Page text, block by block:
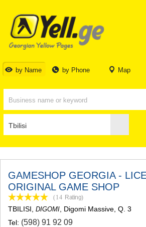
by Name by Phone Map
TBILISI
TBILISI
ABKHAZIA
GALI
BATUMI
KOBULETI
SHUAKHEVI
CHAKVI
OZURGETI
CHOKHATAURI
UREKI
IMERETI
BAGHDATI
VANI
ZESTAPONI
GAMESHOP GEORGIA -
ORIGINAL GAME SHOP
(14 Rating)
TBILISI DIGOMI , Digomi Massive, Q. 3
Tel: (598) 91 92 09